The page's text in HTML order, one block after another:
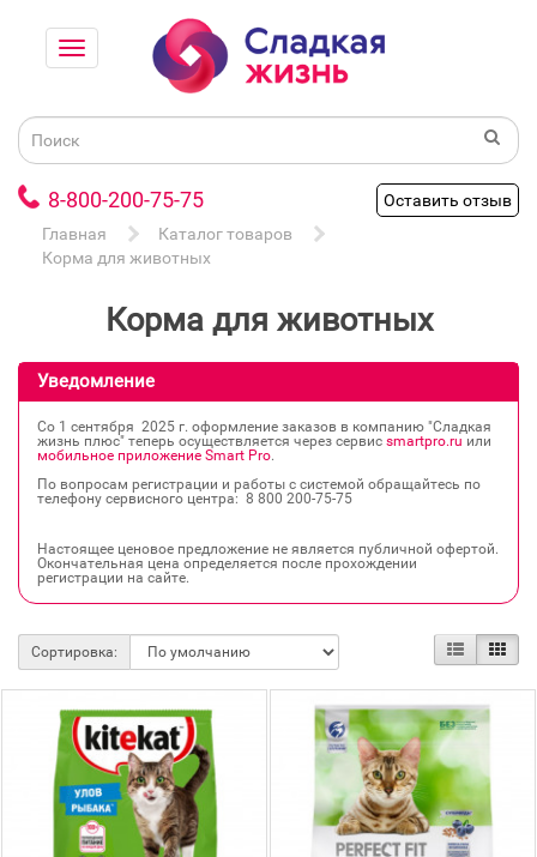
8-800-200-75-75
Оставить отзыв
Главная
Каталог товаров
Корма для животных
Корма для животных
Уведомление
Со 1 сентября 2025 г. оформление заказов в компанию "Сладкая
жизнь плюс" теперь осуществляется через сервис smartpro.ru или
мобильное приложение Smart Pro.
По вопросам регистрации и работы с системой обращайтесь по
телефону сервисного центра: 8 800 200‐75‐75
Настоящее ценовое предложение не является публичной офертой.
Окончательная цена определяется после прохождении
регистрации на сайте.
Сортировка: